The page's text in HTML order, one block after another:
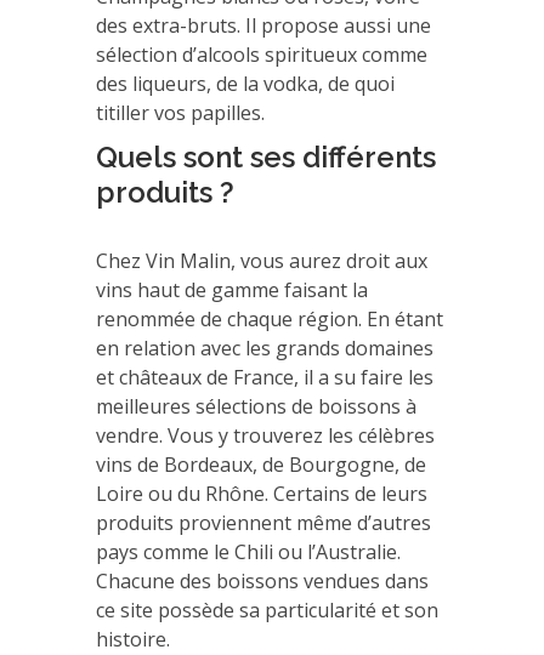
des extra-bruts. Il propose aussi une
sélection d’alcools spiritueux comme
des liqueurs, de la vodka, de quoi
titiller vos papilles.
Quels sont ses différents
produits ?
Chez Vin Malin, vous aurez droit aux
vins haut de gamme faisant la
renommée de chaque région. En étant
en relation avec les grands domaines
et châteaux de France, il a su faire les
meilleures sélections de boissons à
vendre. Vous y trouverez les célèbres
vins de Bordeaux, de Bourgogne, de
Loire ou du Rhône. Certains de leurs
produits proviennent même d’autres
pays comme le Chili ou l’Australie.
Chacune des boissons vendues dans
ce site possède sa particularité et son
histoire.